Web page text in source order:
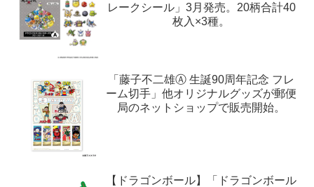
レークシール」3月発売。20柄合計40
枚入×3種。
「藤子不二雄Ⓐ 生誕90周年記念 フレ
ーム切手」他オリジナルグッズが郵便
局のネットショップで販売開始。
【ドラゴンボール】「ドラゴンボール